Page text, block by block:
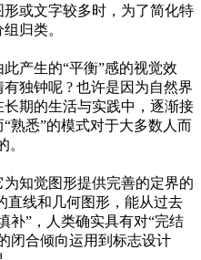
或文字较多时，为了简化特
归类。
产生的“平衡”感的视觉效
独钟呢 ? 也许是因为自然界
期的生活与实践中，逐渐接
熟悉”的模式对于大多数人而
。
知觉图形提供完善的定界的
直线和几何图形，能从过去
补”，人类确实具有对“完结
闭合倾向运用到标志设计